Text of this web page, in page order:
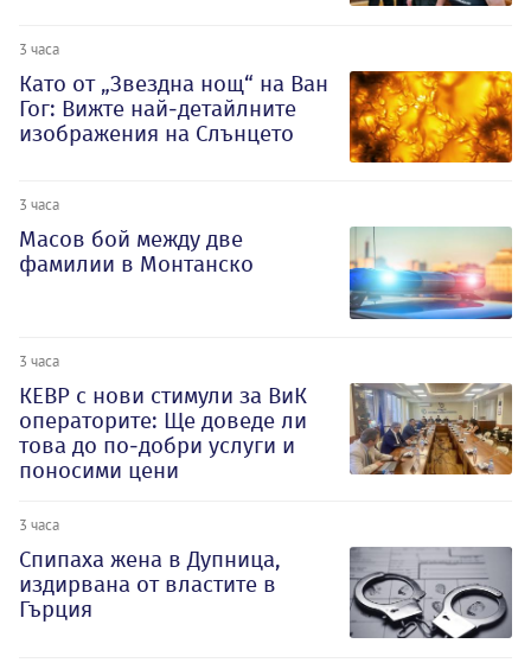
3 часа
Като от „Звездна нощ“ на Ван
Гог: Вижте най-детайлните
изображения на Слънцето
3 часа
Масов бой между две
фамилии в Монтанско
3 часа
КЕВР с нови стимули за ВиК
операторите: Ще доведе ли
това до по-добри услуги и
поносими цени
3 часа
Спипаха жена в Дупница,
издирвана от властите в
Гърция